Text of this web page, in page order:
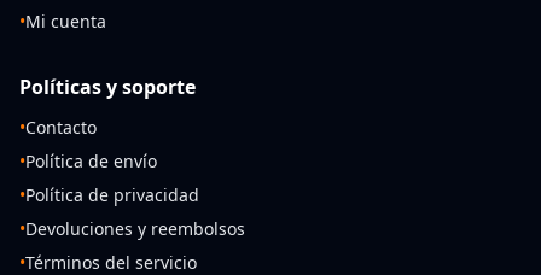
•Mi cuenta
Políticas y soporte
•Contacto
•Política de envío
•Política de privacidad
•Devoluciones y reembolsos
•Términos del servicio